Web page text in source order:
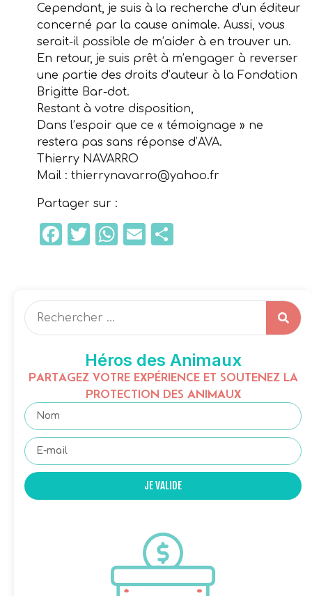
Cependant, je suis à la recherche d’un éditeur
concerné par la cause animale. Aussi, vous
serait-il possible de m’aider à en trouver un.
En retour, je suis prêt à m’engager à reverser
une partie des droits d’auteur à la Fondation
Brigitte Bar-dot.
Restant à votre disposition,
Dans l’espoir que ce « témoignage » ne
restera pas sans réponse d’AVA.
Thierry NAVARRO
Mail : thierrynavarro@yahoo.fr
Partager sur :
Facebook
Twitter
WhatsApp
Email
Héros des Animaux
PARTAGEZ VOTRE EXPÉRIENCE ET SOUTENEZ LA
PROTECTION DES ANIMAUX
JE VALIDE